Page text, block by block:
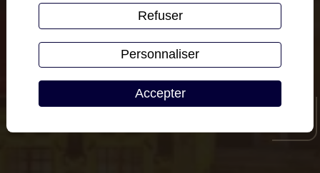
Premier échange confidentiel et sans
engagement
Que vous souhaitiez obtenir un conseil, poser une question
ou prendre rendez-vous, notre équipe est à votre écoute.
Accepter
Refuser
Personnaliser